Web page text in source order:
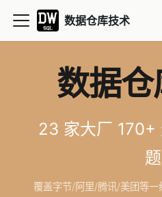
数据仓库技术
数据
23 家大厂 170+
题
覆盖字节/阿里/腾讯/美团等